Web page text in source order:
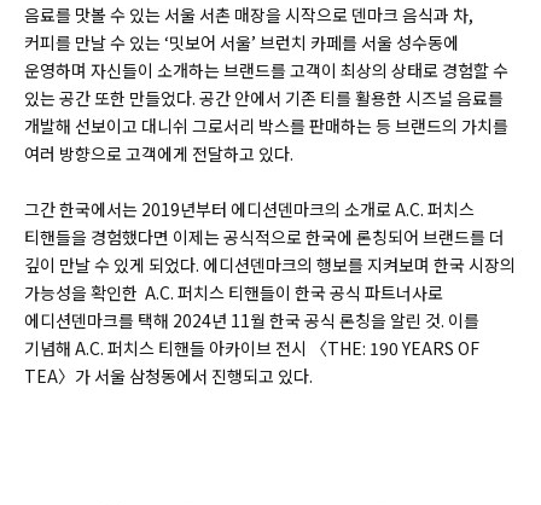
음료를 맛볼 수 있는 서울 서촌 매장을 시작으로 덴마크 음식과 차,
커피를 만날 수 있는 ‘밋보어 서울’ 브런치 카페를 서울 성수동에
운영하며 자신들이 소개하는 브랜드를 고객이 최상의 상태로 경험할 수
있는 공간 또한 만들었다. 공간 안에서 기존 티를 활용한 시즈널 음료를
개발해 선보이고 대니쉬 그로서리 박스를 판매하는 등 브랜드의 가치를
여러 방향으로 고객에게 전달하고 있다.
그간 한국에서는 2019년부터 에디션덴마크의 소개로 A.C. 퍼치스
티핸들을 경험했다면 이제는 공식적으로 한국에 론칭되어 브랜드를 더
깊이 만날 수 있게 되었다. 에디션덴마크의 행보를 지켜보며 한국 시장의
가능성을 확인한 A.C. 퍼치스 티핸들이 한국 공식 파트너사로
에디션덴마크를 택해 2024년 11월 한국 공식 론칭을 알린 것. 이를
기념해 A.C. 퍼치스 티핸들 아카이브 전시 〈THE: 190 YEARS OF
TEA〉가 서울 삼청동에서 진행되고 있다.